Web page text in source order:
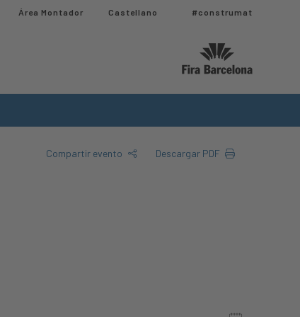
Área Montador Castellano #construmat
Compartir evento Descargar PDF